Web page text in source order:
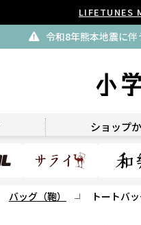
LIFETUNES
令和8年熊本地震に
ショップ
バッグ（鞄） トートバ